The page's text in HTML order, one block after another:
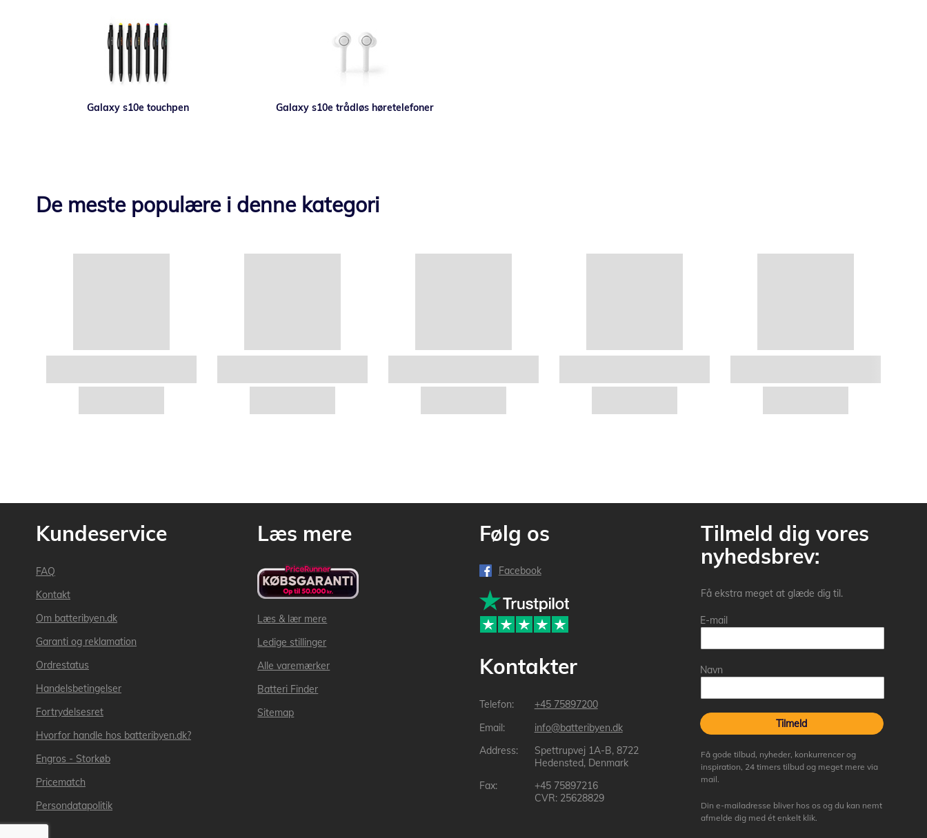
Galaxy s10e touchpen Galaxy s10e trådløs høretelefoner
De meste populære i denne kategori
Kundeservice
FAQ
Kontakt
Om batteribyen.dk
Garanti og reklamation
Ordrestatus
Handelsbetingelser
Fortrydelsesret
Hvorfor handle hos batteribyen.dk?
Engros - Storkøb
Pricematch
Persondatapolitik
Læs mere
Læs & lær mere
Ledige stillinger
Alle varemærker
Batteri Finder
Sitemap
Følg os
Facebook
Kontakter
+45 75897200
info@batteribyen.dk
Spettrupvej 1A-B, 8722
Hedensted, Denmark
+45 75897216
CVR: 25628829
Tilmeld dig vores
nyhedsbrev:
Få ekstra meget at glæde dig til.
E-mail
Navn
Tilmeld
Få gode tilbud, nyheder, konkurrencer og
inspiration, 24 timers tilbud og meget mere via
mail.
Din e-mailadresse bliver hos os og du kan nemt
afmelde dig med ét enkelt klik.